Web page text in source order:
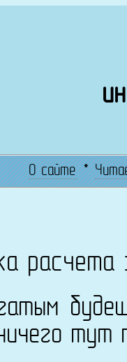
О сайте*
тут